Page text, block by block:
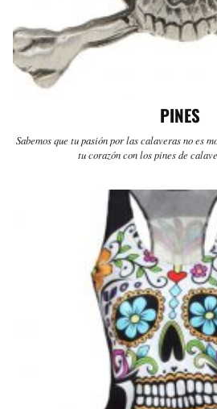
PINES
Sabemos que tu pasión por las calaveras no es
tu corazón con los pines de